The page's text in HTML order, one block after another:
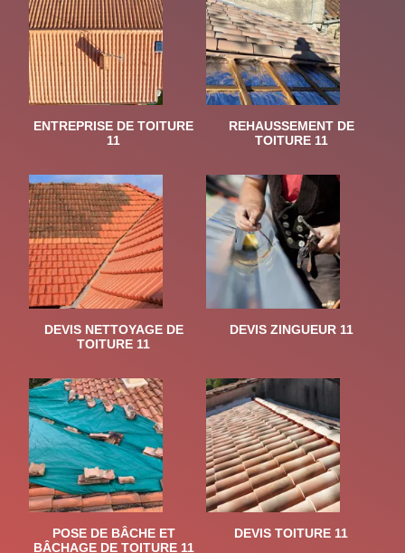
ENTREPRISE DE TOITURE
11
REHAUSSEMENT DE
TOITURE 11
DEVIS NETTOYAGE DE
TOITURE 11
DEVIS ZINGUEUR 11
POSE DE BÂCHE ET
BÂCHAGE DE TOITURE 11
DEVIS TOITURE 11